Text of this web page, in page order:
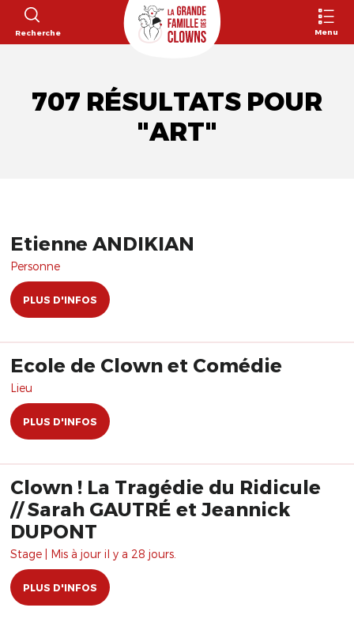
Recherche Menu
707 RÉSULTATS POUR
"ART"
Etienne ANDIKIAN
Personne
PLUS D'INFOS
Ecole de Clown et Comédie
Lieu
PLUS D'INFOS
Clown ! La Tragédie du Ridicule
// Sarah GAUTRÉ et Jeannick
DUPONT
Stage | Mis à jour il y a 28 jours.
PLUS D'INFOS